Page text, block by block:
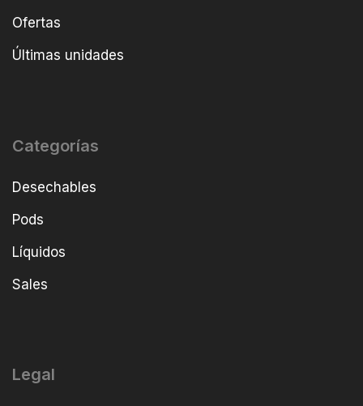
Ofertas
Últimas unidades
Categorías
Desechables
Pods
Líquidos
Sales
Legal